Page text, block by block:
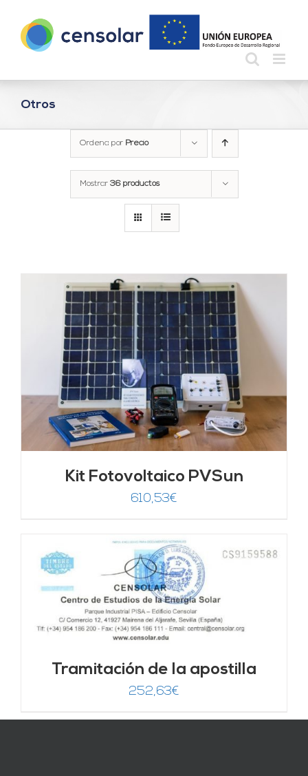
contenido
Otros
Ordena por Precio
Mostrar 36 productos
Kit Fotovoltaico PVSun
610,53€
Tramitación de la apostilla
252,63€